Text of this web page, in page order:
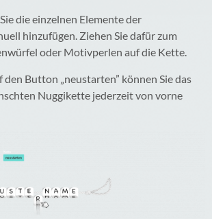
die einzelnen Elemente der
hinzufügen. Ziehen Sie dafür zum
oder Motivperlen auf die Kette.
Button „neustarten” können Sie das
Nuggikette jederzeit von vorne